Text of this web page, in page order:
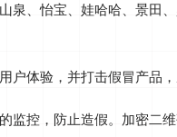
泉、怡宝、娃哈哈、景田
体验，并打击假冒产品，
控，防止造假。加密二